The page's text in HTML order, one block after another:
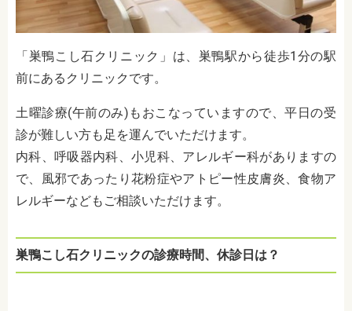
「巣鴨こし石クリニック」は、巣鴨駅から徒歩1分の駅
前にあるクリニックです。
土曜診療(午前のみ)もおこなっていますので、平日の受
診が難しい方も足を運んでいただけます。
内科、呼吸器内科、小児科、アレルギー科がありますの
で、風邪であったり花粉症やアトピー性皮膚炎、食物ア
レルギーなどもご相談いただけます。
巣鴨こし石クリニックの診療時間、休診日は？